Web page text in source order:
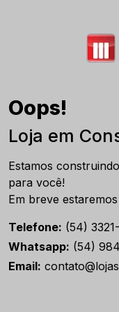
Oops!
Loja em
Estamos
para você!
Em breve
Telefone: (54)
Whatsapp: (54)
Email: